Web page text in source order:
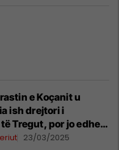
e Koçanit u
ish drejtori i
Tregut, por jo edhe
cili është i OBRM-
23/03/2025